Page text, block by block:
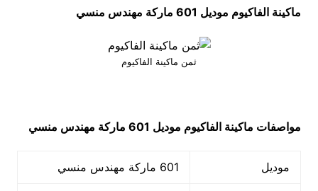
ماكينة الفاكيوم موديل 601 ماركة مهندس منسي
ثمن ماكينة الفاكيوم
مواصفات ماكينة الفاكيوم موديل 601 ماركة مهندس منسي
موديل 601 ماركة مهندس منسي